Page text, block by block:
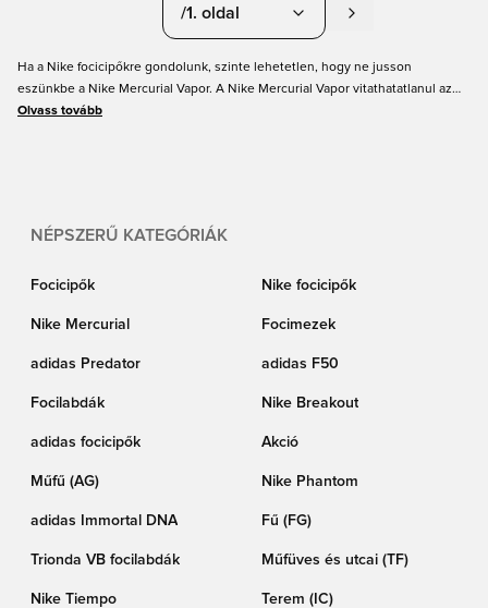
/1. oldal
Ha a Nike focicipőkre gondolunk, szinte lehetetlen, hogy ne jusson
eszünkbe a Nike Mercurial Vapor. A Nike Mercurial Vapor vitathatatlanul az
egyik leghíresebb és leginnovatívabb focicipő a világon. Ezt a cipőt viselték a
Olvass tovább
NÉPSZERŰ KATEGÓRIÁK
Focicipők Nike focicipők
Nike Mercurial Focimezek
adidas Predator adidas F50
Focilabdák Nike Breakout
adidas focicipők Akció
Műfű (AG) Nike Phantom
adidas Immortal DNA Fű (FG)
Trionda VB focilabdák Műfüves és utcai (TF)
Nike Tiempo Terem (IC)